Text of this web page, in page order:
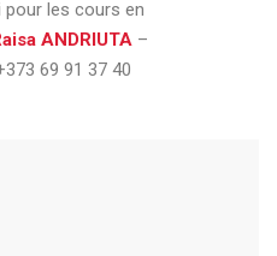
pour les cours en
ANDRIUTA –
69 91 37 40